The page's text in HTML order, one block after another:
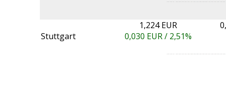
Stuttgart
1,224 EUR
0,030 EUR / 2,51%